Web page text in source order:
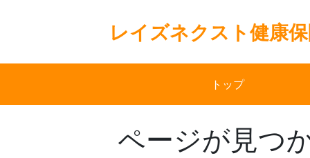
レイズネクスト健康
トップ
ページが見つ